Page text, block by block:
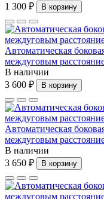
1 300 ₽
В корзину
Автоматическая
междуговым
В наличии
3 600 ₽
В корзину
Автоматическая
междуговым
В наличии
3 650 ₽
В корзину